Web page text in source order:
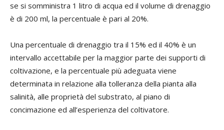
se si somministra 1 litro di acqua ed il volume di drenaggio
è di 200 ml, la percentuale è pari al 20%.
Una percentuale di drenaggio tra il 15% ed il 40% è un
intervallo accettabile per la maggior parte dei supporti di
coltivazione, e la percentuale più adeguata viene
determinata in relazione alla tolleranza della pianta alla
salinità, alle proprietà del substrato, al piano di
concimazione ed all’esperienza del coltivatore.